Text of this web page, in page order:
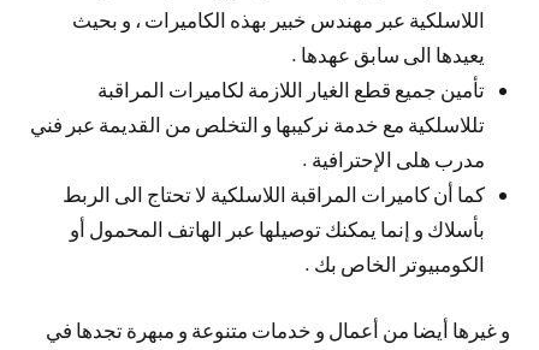
اللاسلكية عبر مهندس خبير بهذه الكاميرات ، و بحيث
يعيدها الى سابق عهدها .
تأمين جميع قطع الغيار اللازمة لكاميرات المراقبة
تللاسلكية مع خدمة نركيبها و التخلص من القديمة عبر فني
مدرب هلى الإحترافية .
كما أن كاميرات المراقبة اللاسلكية لا تحتاج الى الربط
بأسلاك و إنما يمكنك توصيلها عبر الهاتف المحمول أو
الكومبيوتر الخاص بك .
و غيرها أيضا من أعمال و خدمات متنوعة و مبهرة تجدها في